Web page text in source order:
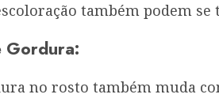
também podem
Gordura:
no rosto também muda